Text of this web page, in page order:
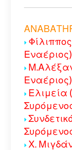
Εναέριος)
Εναέριος)
Ελιμεία
Χ.